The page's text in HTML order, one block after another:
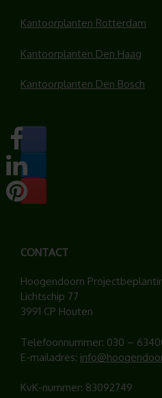
Kantoorplanten Rotterdam
Kantoorplanten Den Haag
Kantoorplanten Den Bosch
CONTACT
Hoogendoorn
Lichtschip 77
3991 CP Houten
Telefoonnummer: 030 –
E-mailadres:
KvK-nummer: 83092749